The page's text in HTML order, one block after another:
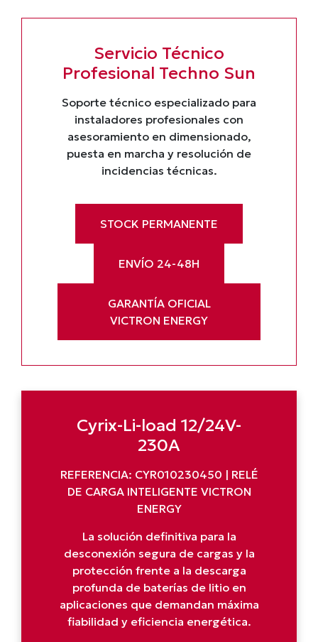
Servicio Técnico
Profesional Techno Sun
Soporte técnico especializado para
instaladores profesionales con
asesoramiento en dimensionado,
puesta en marcha y resolución de
incidencias técnicas.
STOCK PERMANENTE
ENVÍO 24-48H
GARANTÍA OFICIAL
VICTRON ENERGY
Cyrix-Li-load 12/24V-
230A
REFERENCIA: CYR010230450 | RELÉ
DE CARGA INTELIGENTE VICTRON
ENERGY
La solución definitiva para la
desconexión segura de cargas y la
protección frente a la descarga
profunda de baterías de litio en
aplicaciones que demandan máxima
fiabilidad y eficiencia energética.